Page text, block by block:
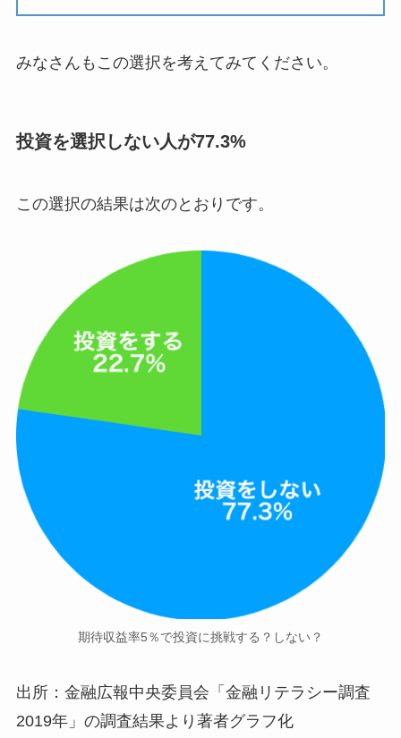
みなさんもこの選択を考えてみてください。
投資を選択しない人が77.3%
この選択の結果は次のとおりです。
期待収益率5％で投資に挑戦する？しない？
出所：金融広報中央委員会「金融リテラシー調査
2019年」の調査結果より著者グラフ化